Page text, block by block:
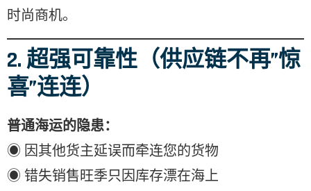
时尚商机。
2. 超强可靠性（供应链不再”惊
喜”连连）
普通海运的隐患：
◉ 因其他货主延误而牵连您的货物
◉ 错失销售旺季只因库存漂在海上